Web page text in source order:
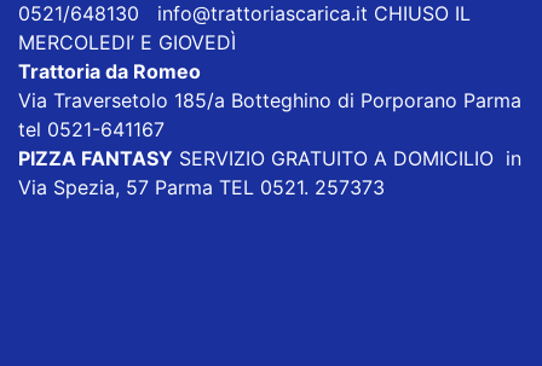
0521/648130 info@trattoriascarica.it CHIUSO IL
MERCOLEDI’ E GIOVEDÌ
Trattoria da Romeo
Via Traversetolo 185/a Botteghino di Porporano Parma
tel 0521-641167
PIZZA FANTASY SERVIZIO GRATUITO A DOMICILIO in
Via Spezia, 57 Parma TEL 0521. 257373